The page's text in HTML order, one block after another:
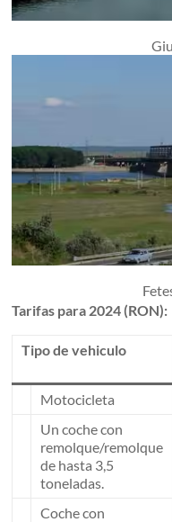
Tarifas para 2024 (RON):
Tipo de vehiculo
Motocicleta
Un coche con
remolque/remolque
de hasta 3,5
toneladas.
Coche con